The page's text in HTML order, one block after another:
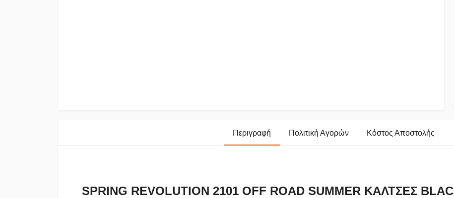
Περιγραφή Πολιτική Αγορών Κόστος Αποστολής
SPRING REVOLUTION 2101 OFF ROAD SUMMER ΚΑΛΤΣΕΣ